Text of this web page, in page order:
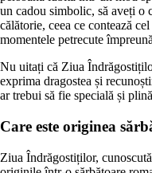
un cadou simbolic, să aveți o
călătorie, ceea ce contează
momentele petrecute
Nu uitați că Ziua
exprima dragostea și
ar trebui să fie specială și
Care este originea
Ziua Îndrăgostiților,